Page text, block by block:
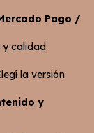
Pago /
y calidad
la versión
y